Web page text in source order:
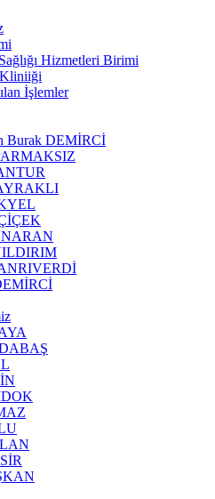
Hizmetleri Birimi
İşlemler
Burak DEMİRCİ